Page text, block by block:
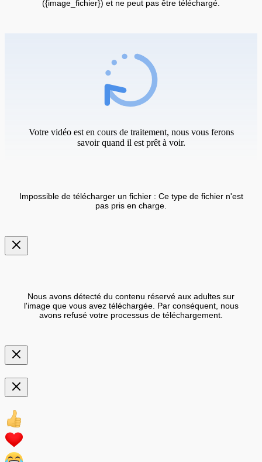
({image_fichier}) et ne peut pas être téléchargé.
Votre vidéo est en cours de traitement, nous vous ferons
savoir quand il est prêt à voir.
Impossible de télécharger un fichier : Ce type de fichier n'est
pas pris en charge.
Nous avons détecté du contenu réservé aux adultes sur
l'image que vous avez téléchargée. Par conséquent, nous
avons refusé votre processus de téléchargement.